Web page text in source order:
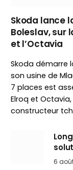
Skoda lance
Boleslav, sur
et l’Octavia
Skoda démarre
son usine de
7 places est
Elroq et
constructeur
6